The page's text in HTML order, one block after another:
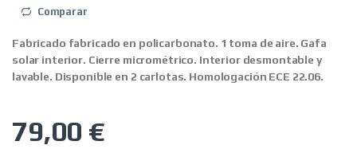
Comparar
Fabricado fabricado en policarbonato. 1 toma de aire. Gafa
solar interior. Cierre micrométrico. Interior desmontable y
lavable. Disponible en 2 carlotas. Homologación ECE 22.06.
79,00 €